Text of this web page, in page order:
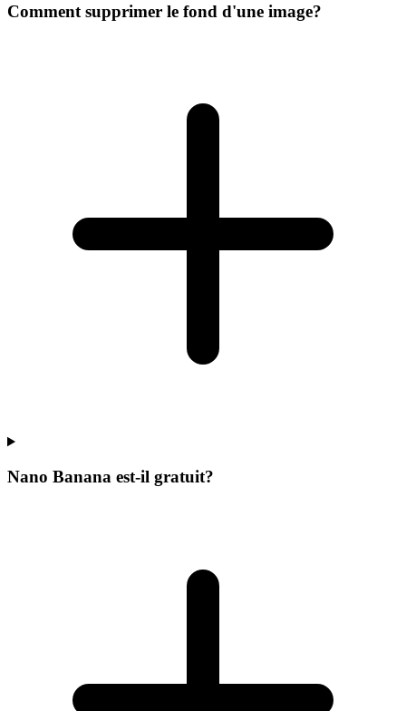
Comment supprimer le fond d'une image?
Nano Banana est-il gratuit?